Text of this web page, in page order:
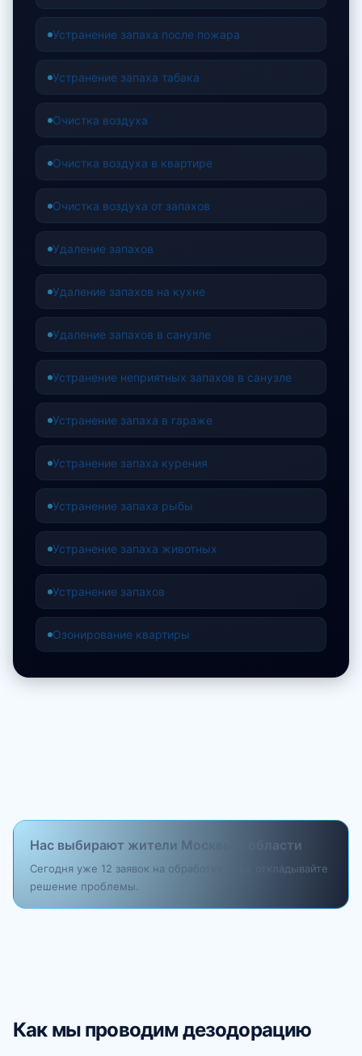
Устранение запаха после пожара
Устранение запаха табака
Очистка воздуха
Очистка воздуха в квартире
Очистка воздуха от запахов
Удаление запахов
Удаление запахов на кухне
Удаление запахов в санузле
Устранение неприятных запахов в санузле
Устранение запаха в гараже
Устранение запаха курения
Устранение запаха рыбы
Устранение запаха животных
Устранение запахов
Озонирование квартиры
Нас выбирают жители Москвы и области
Сегодня уже 12 заявок на обработку — не откладывайте
решение проблемы.
Как мы проводим дезодорацию